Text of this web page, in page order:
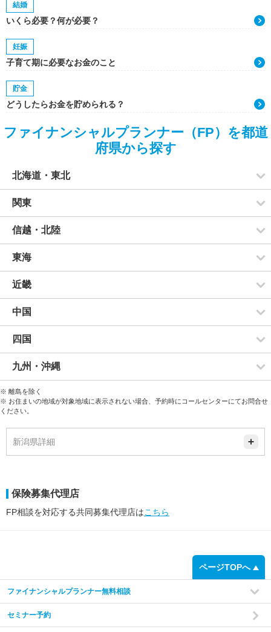
結婚
いくら必要？何が必要？
妊娠
子育て期に必要なお金のこと
貯金
どうしたらお金を貯められる？
ファイナンシャルプランナー（FP）を都道
府県から探す
北海道・東北
関東
信越・北陸
東海
近畿
中国
四国
九州・沖縄
※ 離島を除く
※ お住まいの地域が対象地域に表示されない場合、予約時にコールセンターにてお問合せ
ください。
新潟県詳細
保険募集代理店
FP相談を対応する共同募集代理店はこちら
ページTOPへ
ファイナンシャルプランナー無料相談
セミナー予約